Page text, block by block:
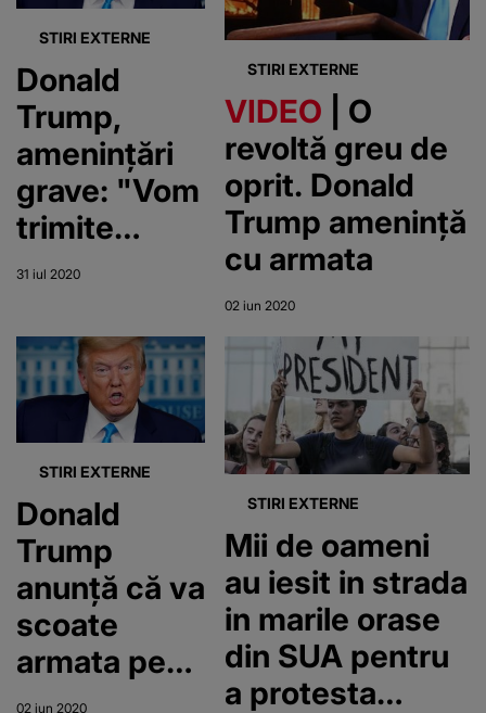
STIRI EXTERNE
Donald
Trump,
ameninţări
grave: "Vom
trimite
Garda
31 iul 2020
STIRI EXTERNE
VIDEO | O
revoltă greu de
oprit. Donald
Trump ameninţă
cu armata
02 iun 2020
STIRI EXTERNE
Donald
Trump
anunţă că va
scoate
armata pe
străzi
02 iun 2020
STIRI EXTERNE
Mii de oameni
au iesit in strada
in marile orase
din SUA pentru
a protesta